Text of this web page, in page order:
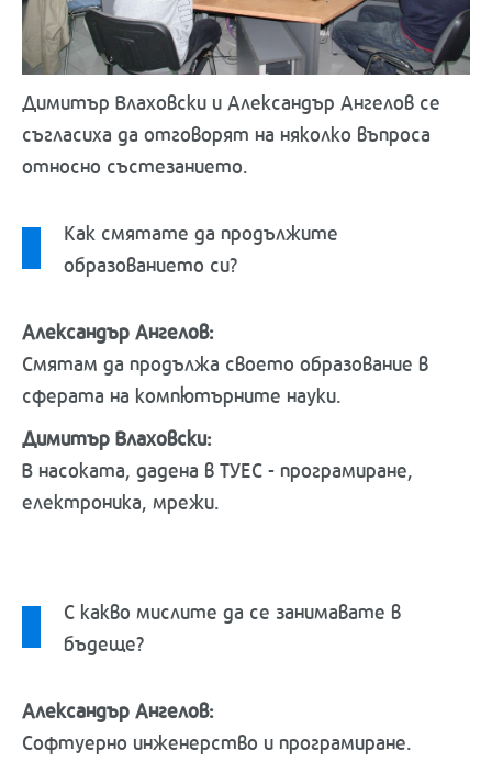
Димитър Влаховски и Александър Ангелов се
съгласиха да отговорят на няколко въпроса
относно състезанието.
Как смятате да продължите
образованието си?
Александър Ангелов:
Смятам да продължа своето образование в
сферата на компютърните науки.
Димитър Влаховски:
В насоката, дадена в ТУЕС - програмиране,
електроника, мрежи.
С какво мислите да се занимавате в
бъдеще?
Александър Ангелов:
Софтуерно инженерство и програмиране.